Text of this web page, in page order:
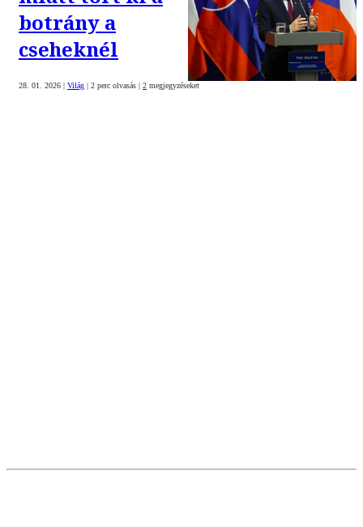
botrány a
cseheknél
28. 01. 2026 | Világ | 2 perc olvasás | 2 megjegyzéseket